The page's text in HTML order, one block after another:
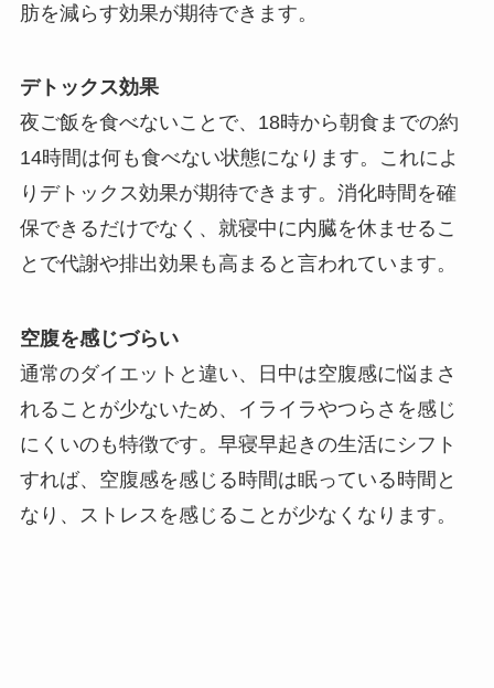
肪を減らす効果が期待できます。
デトックス効果
夜ご飯を食べないことで、18時から朝食までの約
14時間は何も食べない状態になります。これによ
りデトックス効果が期待できます。消化時間を確
保できるだけでなく、就寝中に内臓を休ませるこ
とで代謝や排出効果も高まると言われています。
空腹を感じづらい
通常のダイエットと違い、日中は空腹感に悩まさ
れることが少ないため、イライラやつらさを感じ
にくいのも特徴です。早寝早起きの生活にシフト
すれば、空腹感を感じる時間は眠っている時間と
なり、ストレスを感じることが少なくなります。